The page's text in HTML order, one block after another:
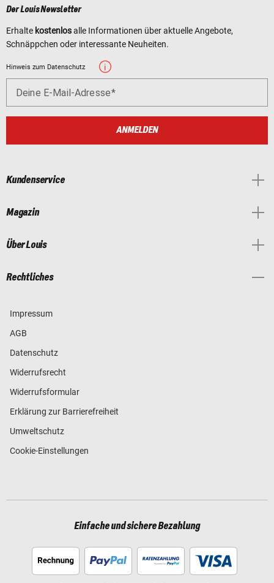
Der Louis Newsletter
Erhalte kostenlosalle Informationen über aktuelle Angebote,
Schnäppchen oder interessante Neuheiten.
Hinweis zum Datenschutz
Deine E-Mail-Adresse
ANMELDEN
Kundenservice
Magazin
Über Louis
Rechtliches
Impressum
AGB
Datenschutz
Widerrufsrecht
Widerrufsformular
Erklärung zur Barrierefreiheit
Umweltschutz
Cookie-Einstellungen
Einfache und sichere Bezahlung